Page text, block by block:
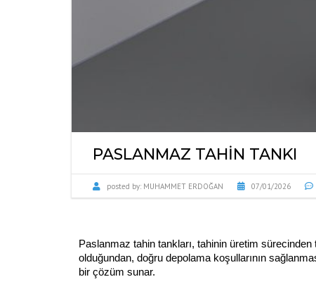
PASLANMAZ TAHIN TANKI
posted by: MUHAMMET ERDOĞAN 07/01/2026
Paslanmaz tahin tankları, tahinin üretim
olduğundan, doğru depolama koşullarının
bir çözüm sunar.